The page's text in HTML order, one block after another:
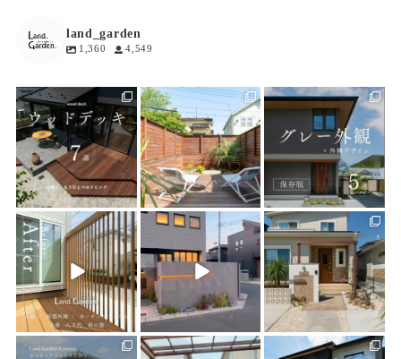
land_garden
1,360 4,549
land_garden
10 0
land_garden
18 0
land_garden
19 0
land_garden
22 0
land_garden
0
land_garden
24 0
land_garden land_garden land_garden